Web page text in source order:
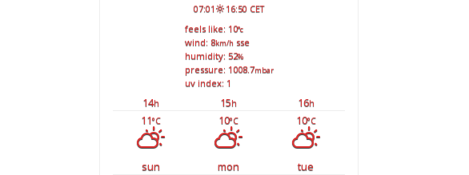
07:01 16:50 CET
feels like: 10°c
wind: 8km/h sse
humidity: 52%
pressure: 1008.7mbar
uv index: 1
14h 15h 16h
11°C 10°C 10°C
sun mon
tue